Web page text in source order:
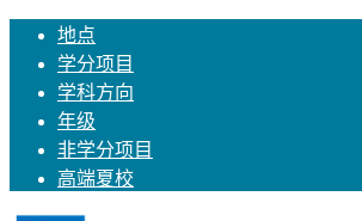
地点
学分项目
学科方向
年级
非学分项目
高端夏校